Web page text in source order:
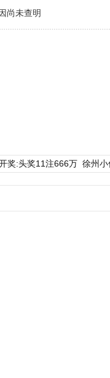
尚未查明
奖:头奖11注666万 徐州